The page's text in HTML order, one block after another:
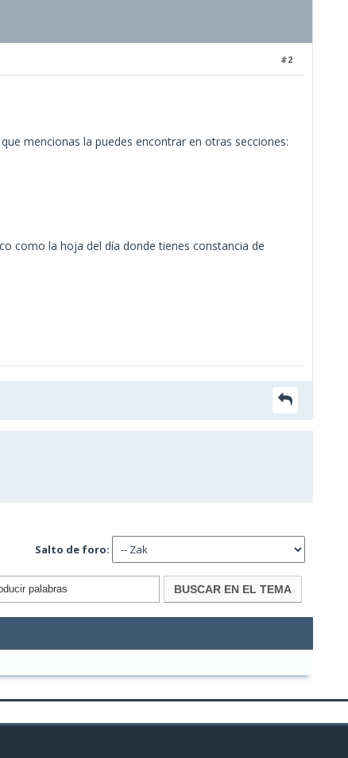
#2
mencionas la puedes encontrar en otras secciones:
como la hoja del día donde tienes constancia de
Salto de foro: